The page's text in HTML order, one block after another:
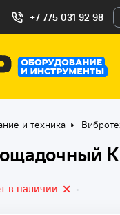
+7 775 031 92 98
и техника
в наличии •